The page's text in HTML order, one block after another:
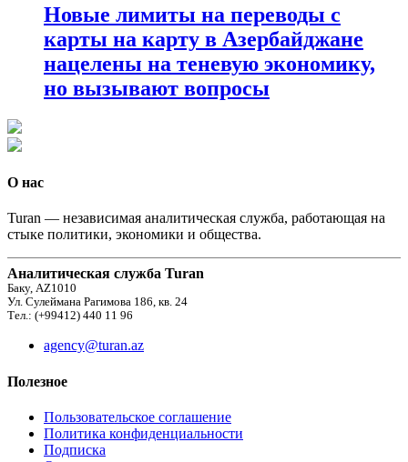
Новые лимиты на переводы с
карты на карту в Азербайджане
нацелены на теневую экономику,
но вызывают вопросы
О нас
Turan — независимая аналитическая служба, работающая на
стыке политики, экономики и общества.
Аналитическая служба Turan
Баку, AZ1010
Ул. Сулеймана Рагимова 186, кв. 24
Тел.: (+99412) 440 11 96
agency@turan.az
Полезное
Пользовательское соглашение
Политика конфиденциальности
Подписка